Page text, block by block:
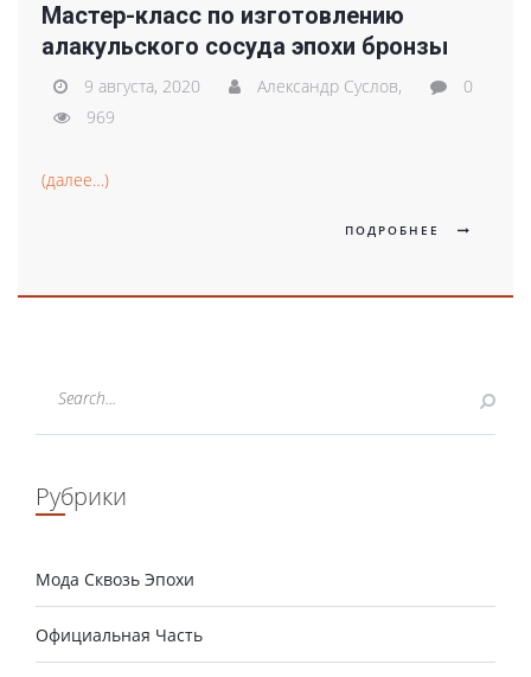
Мастер-класс по изготовлению
алакульского сосуда эпохи бронзы
9 августа, 2020 Александр Суслов,
0
969
(далее…)
ПОДРОБНЕЕ
Рубрики
Мода Сквозь Эпохи
Официальная Часть